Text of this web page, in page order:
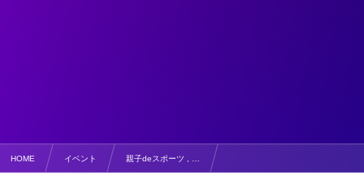
HOME イベント 親子deスポーツ , …